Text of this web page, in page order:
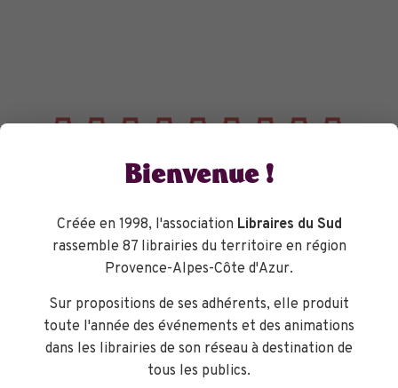
Bienvenue !
Créée en 1998, l'association Libraires du Sud
rassemble 87 librairies du territoire en région
Provence-Alpes-Côte d'Azur.
Sur propositions de ses adhérents, elle produit
toute l'année des événements et des animations
dans les librairies de son réseau à destination de
tous les publics.